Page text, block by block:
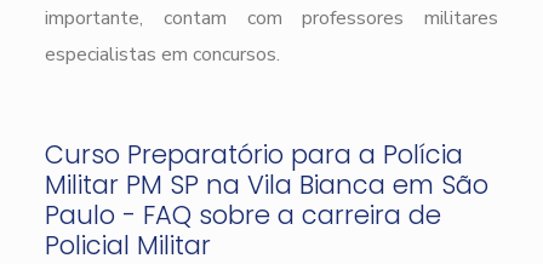
importante, contam com professores militares
especialistas em concursos.
Curso Preparatório para a Polícia
Militar PM SP na Vila Bianca em São
Paulo - FAQ sobre a carreira de
Policial Militar